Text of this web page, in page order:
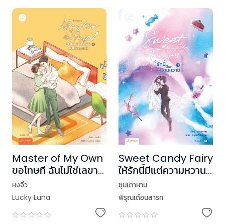
Master of My Own
ขอโทษที ฉันไม่ใช่เลขา
คุณแล้ว เล่ม 4 (เล่ม
จบ)
หงจิ่ว
Lucky Luna
Sweet Candy Fairy
ให้รักนี้มีแต่ความหวาน
เล่ม 3 (เล่มจบ)
ชุนเตาหาน
พิรุณเดือนสารท